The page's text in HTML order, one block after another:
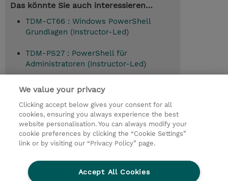
Das könnte Sie auch interessieren…
TDM-CT66 : Windows PowerShell
Grundlagen (Instructor-Led)
TDM-PS27 : PowerShell für
Administratoren (Instructor-Led)
TDM-CT68 : PowerShell für
Administratoren (Instructor-Led)
© 2026 TD SYNNEX
Ethics and Compliance
Ethics Line
We value your privacy
Clicking accept below gives your consent for all
cookies, ensuring you always experience the best
website personalisation. You can always modify your
cookie preferences by clicking the “Cookie Settings”
link or by visiting our “Privacy Policy” page.
Accept All Cookies